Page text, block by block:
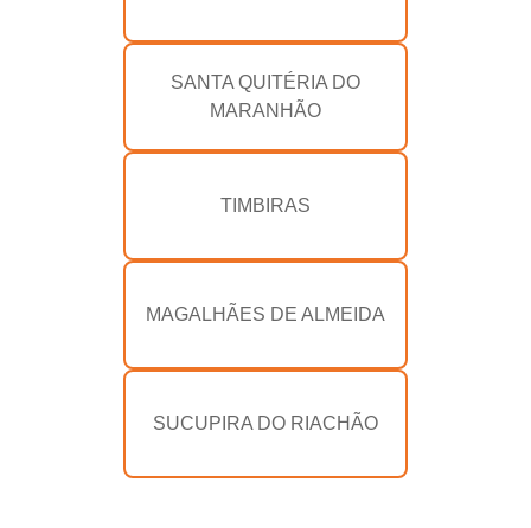
SANTA QUITÉRIA DO
MARANHÃO
TIMBIRAS
MAGALHÃES DE ALMEIDA
SUCUPIRA DO RIACHÃO